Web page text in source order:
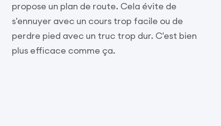
propose un plan de route. Cela évite de
s'ennuyer avec un cours trop facile ou de
perdre pied avec un truc trop dur. C'est bien
plus efficace comme ça.